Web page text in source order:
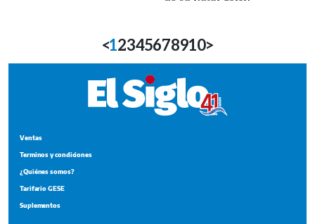
<12345678910>
Ventas
Terminos y condiciones
¿Quiénes somos?
Tarifario GESE
Suplementos